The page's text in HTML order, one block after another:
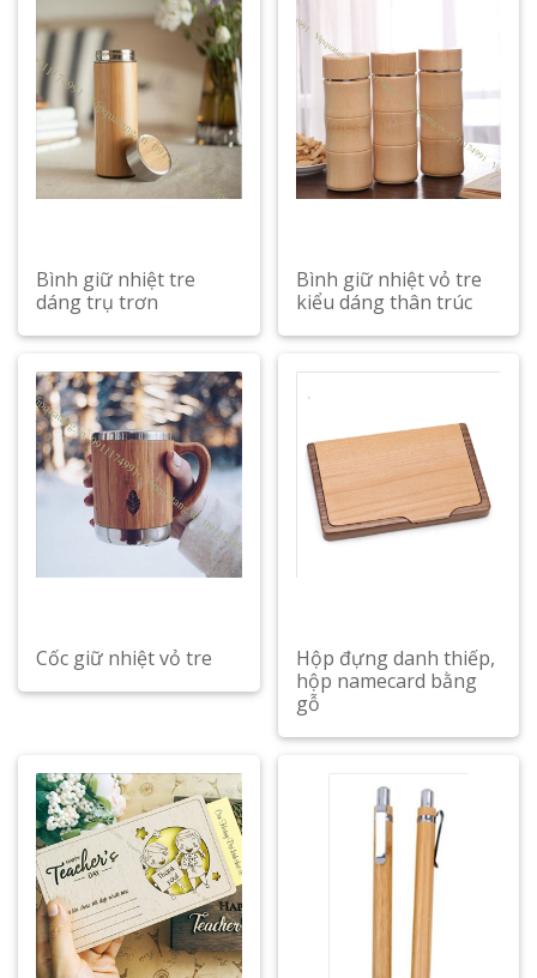
Bình giữ nhiệt tre
dáng trụ trơn
Bình giữ nhiệt vỏ tre
kiểu dáng thân trúc
Cốc giữ nhiệt vỏ tre
Hộp đựng danh thiếp,
hộp namecard bằng
gỗ